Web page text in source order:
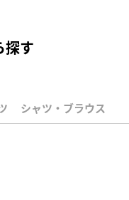
探す
シャツ・ブラウス